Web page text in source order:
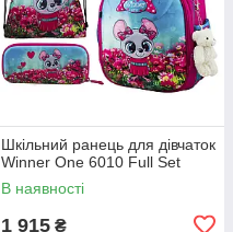
Шкільний ранець для дівчаток
Winner One 6010 Full Set
В наявності
1 915 ₴